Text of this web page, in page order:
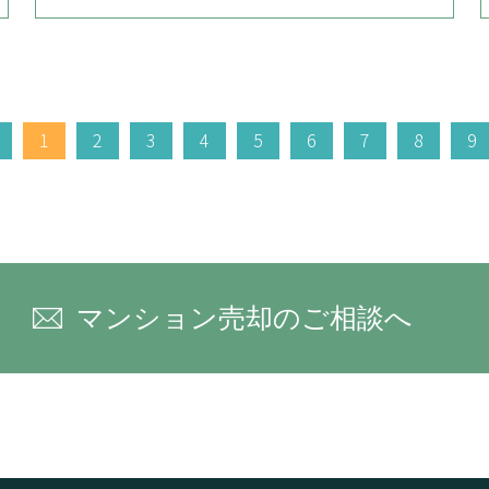
1 2 3 4 5 6 7 8 9
マンション売却のご相談へ